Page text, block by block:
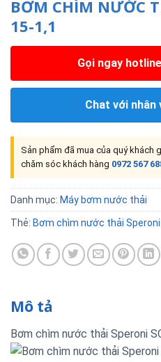
BƠM CHÌM NƯỚC
15-1,1
Gọi ngay
Chat với nhân
Sản phẩm đã mua của quý khách
chăm sóc khách hàng 0972 567
Danh mục: Máy bơm nước thải
Thẻ: Bơm chìm nước thải Speroni
Mô tả
Bơm chìm nước thải Speroni